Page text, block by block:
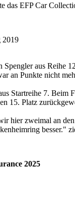
EFP Car
Spengler aus Reihe
an Punkte nicht
Startreihe 7. Beim
15. Platz
hier zweimal an
besser."
2025